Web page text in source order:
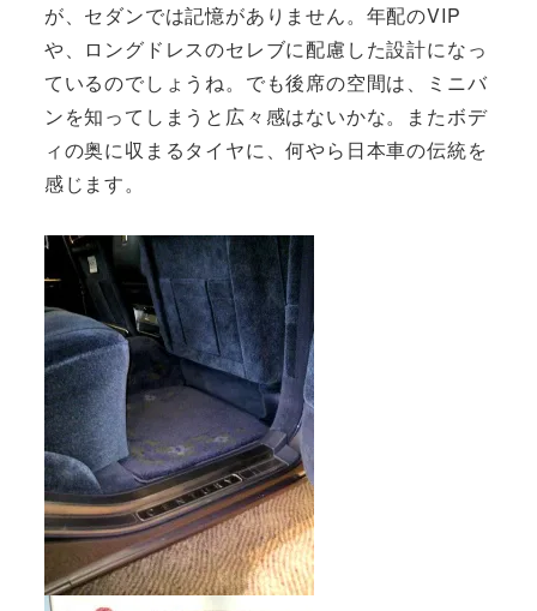
が、セダンでは記憶がありません。年配のVIP
や、ロングドレスのセレブに配慮した設計になっ
ているのでしょうね。でも後席の空間は、ミニバ
ンを知ってしまうと広々感はないかな。またボデ
ィの奥に収まるタイヤに、何やら日本車の伝統を
感じます。